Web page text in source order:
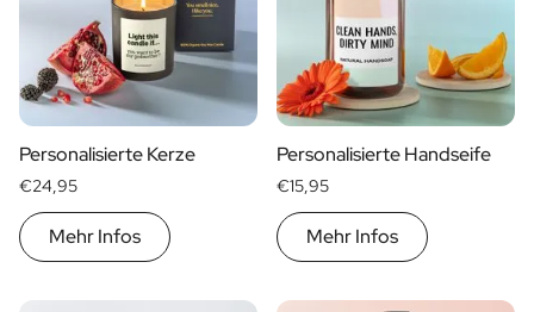
Partygeschenk
Einweihungsgeschenk
Trauergeschenk
Jubiläumsgeschenk
Abschiedsgeschenk
Danke Geschenk zur Kommunion
Black Friday Geschenk
Vatertagsgeschenk
Neujahrsgeschenk
Weihnachtsgeschenk
Personalisierte Kerze
€24,95
Mehr Infos
Personalisierte Handseife
€15,95
Mehr Infos